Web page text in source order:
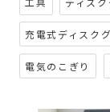
充電式ディスク
電気のこぎり